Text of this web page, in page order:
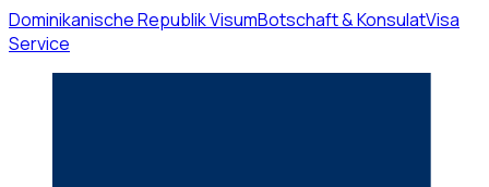
Dominikanische Republik VisumBotschaft & KonsulatVisa
Service